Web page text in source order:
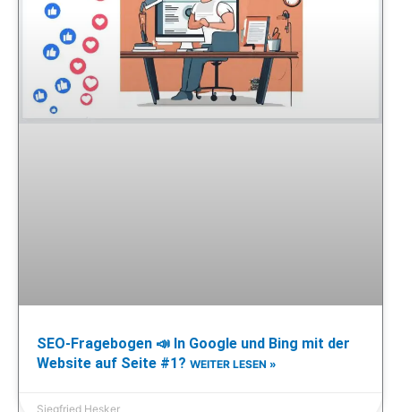
SEO-Fragebogen 📣 In Google und Bing mit der
Website auf Seite #1? WEITER LESEN »
Siegfried Hesker